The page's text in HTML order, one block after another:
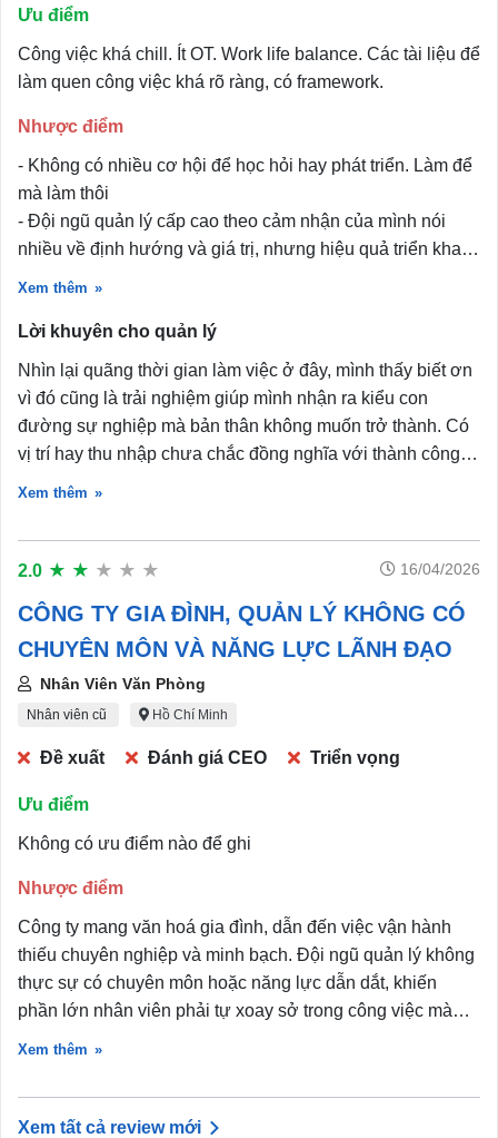
Ưu điểm
Công việc khá chill. Ít OT. Work life balance. Các tài liệu để
làm quen công việc khá rõ ràng, có framework.
Nhược điểm
- Không có nhiều cơ hội để học hỏi hay phát triển. Làm để
mà làm thôi
- Đội ngũ quản lý cấp cao theo cảm nhận của mình nói
nhiều về định hướng và giá trị, nhưng hiệu quả triển khai
thực tế chưa thật sự tương xứng. Tỷ lệ nhân sự nghỉ việc
từ phía nhân viên nhiều hơn là xem xét lại năng lực quản
trị và cách điều hành.
Ngoài ra, công ty đề ra nhiều giá trị cốt lõi nghe rất bài bản,
nhưng cách vận hành thực tế đôi lúc chưa phản ánh đúng
những điều đã đặt ra, khiến nhân viên dễ cảm thấy thiếu
Xem thêm
Lời khuyên cho quản lý
Nhìn lại quãng thời gian làm việc ở đây, mình thấy biết ơn
vì đó cũng là trải nghiệm giúp mình nhận ra kiểu con
đường sự nghiệp mà bản thân không muốn trở thành. Có
vị trí hay thu nhập chưa chắc đồng nghĩa với thành công,
nếu thiếu khả năng lắng nghe góp ý chân thành, tự nhìn
Đôi khi nhân viên chọn im lặng không phải vì quản lý luôn
đúng, mà vì chênh lệch vị thế khiến họ ngại lên tiếng hoặc
nơi người lãnh đạo đủ cởi mở để tiếp nhận phản hồi, kể
cả những điều trái ý.
Mong rằng những người từng quản lý mình sẽ có thêm cơ
hội nhìn lại, lắng nghe nhiều hơn và phát triển theo hướng
Xem thêm
2.0 ★ ★ ★ ★ ★ 16/04/2026
CÔNG TY GIA ĐÌNH, QUẢN LÝ KHÔNG CÓ
CHUYÊN MÔN VÀ NĂNG LỰC LÃNH ĐẠO
Nhân Viên Văn Phòng
Nhân viên cũ Hồ Chí Minh
Đề xuất Đánh giá CEO Triển vọng
Ưu điểm
Không có ưu điểm nào để ghi
Nhược điểm
Công ty mang văn hoá gia đình, dẫn đến việc vận hành
thiếu chuyên nghiệp và minh bạch. Đội ngũ quản lý không
thực sự có chuyên môn hoặc năng lực dẫn dắt, khiến
phần lớn nhân viên phải tự xoay sở trong công việc mà
không có định hướng rõ ràng.
Cơ hội phát triển gần như không có vì không có lộ trình
thăng tiến cụ thể, cũng không có hệ thống đánh giá năng
Xem thêm
Xem tất cả review mới